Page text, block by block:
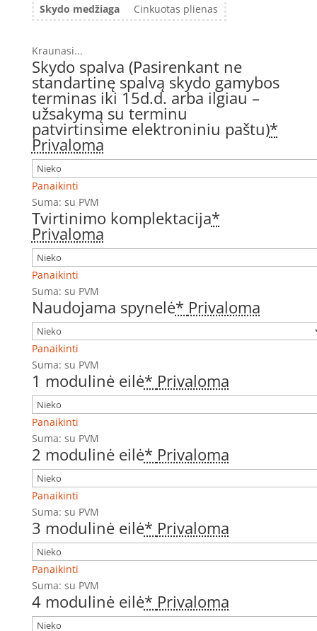
Skydo medžiaga
Cinkuotas plienas
Kraunasi...
Skydo spalva (Pasirenkant ne
standartinę spalvą skydo gamybos
terminas iki 15d.d. arba ilgiau –
užsakymą su terminu
patvirtinsime elektroniniu paštu)*
Privaloma
Panaikinti
Suma: su PVM
Tvirtinimo komplektacija*
Privaloma
Panaikinti
Suma: su PVM
Naudojama spynelė* Privaloma
Panaikinti
Suma: su PVM
1 modulinė eilė* Privaloma
Panaikinti
Suma: su PVM
2 modulinė eilė* Privaloma
Panaikinti
Suma: su PVM
3 modulinė eilė* Privaloma
Panaikinti
Suma: su PVM
4 modulinė eilė* Privaloma